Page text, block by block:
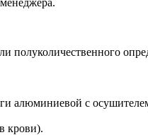
алюминиевой с
крови).